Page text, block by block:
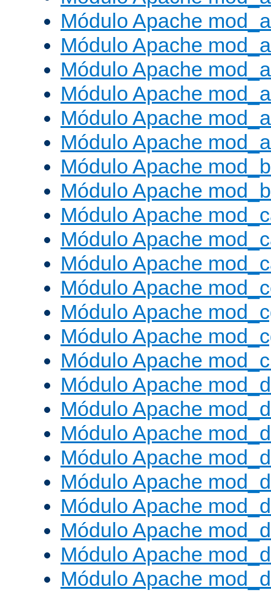
Módulo Apache
Módulo Apache
Módulo Apache
Módulo Apache
Módulo Apache
Módulo Apache
Módulo Apache
Módulo Apache
Módulo Apache
Módulo Apache
Módulo Apache
Módulo Apache
Módulo Apache
Módulo Apache
Módulo Apache
Módulo Apache
Módulo Apache
Módulo Apache
Módulo Apache
Módulo Apache
Módulo Apache
Módulo Apache
Módulo Apache
Módulo Apache